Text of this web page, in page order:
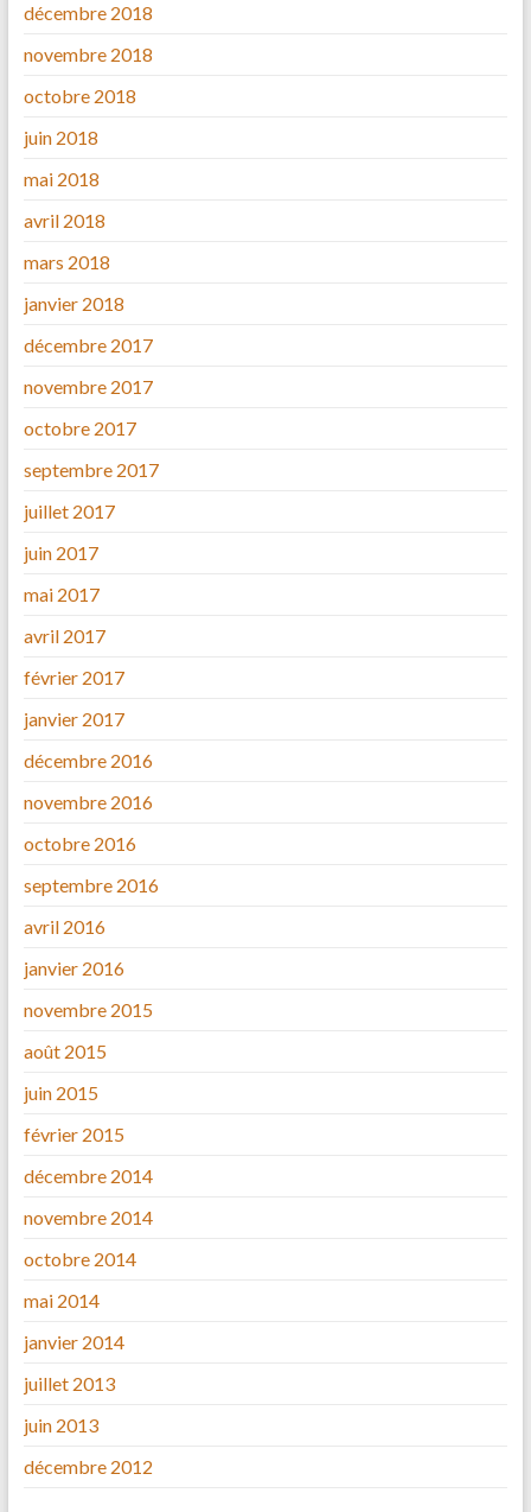
décembre 2018
novembre 2018
octobre 2018
juin 2018
mai 2018
avril 2018
mars 2018
janvier 2018
décembre 2017
novembre 2017
octobre 2017
septembre 2017
juillet 2017
juin 2017
mai 2017
avril 2017
février 2017
janvier 2017
décembre 2016
novembre 2016
octobre 2016
septembre 2016
avril 2016
janvier 2016
novembre 2015
août 2015
juin 2015
février 2015
décembre 2014
novembre 2014
octobre 2014
mai 2014
janvier 2014
juillet 2013
juin 2013
décembre 2012